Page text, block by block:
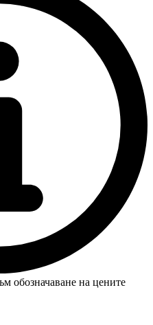
обозначаване на цените